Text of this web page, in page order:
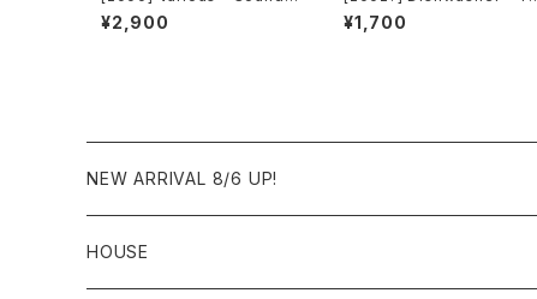
actory Y&Co. / Back To T
he "Disco" 〜私もDiscoへ
¥2,900
u Will Always Find Me In
The Kitchen At Parties [K
¥1,700
NEW ARRIVAL 8/6 UP!
HOUSE